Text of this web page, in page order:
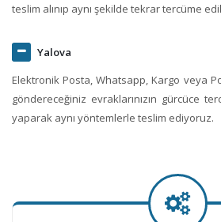
teslim alınıp aynı şekilde tekrar tercüme
Yalova
Elektronik Posta, Whatsapp, Kargo veya
göndereceğiniz evraklarınızın gürcüce
yaparak aynı yöntemlerle teslim ediyoruz.